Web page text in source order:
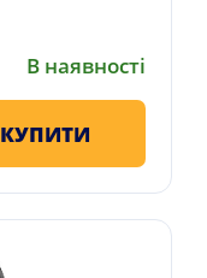
В наявності
КУПИТИ